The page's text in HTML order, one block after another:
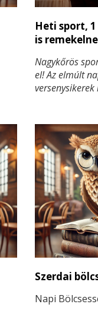
Heti sport,
is
Nagykőrös
el! Az elmúlt
Versenyen
Szerdai
Napi